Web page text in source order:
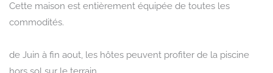
Cette maison est entièrement équipée de toutes les
commodités.
de Juin à fin aout, les hôtes peuvent profiter de la piscine